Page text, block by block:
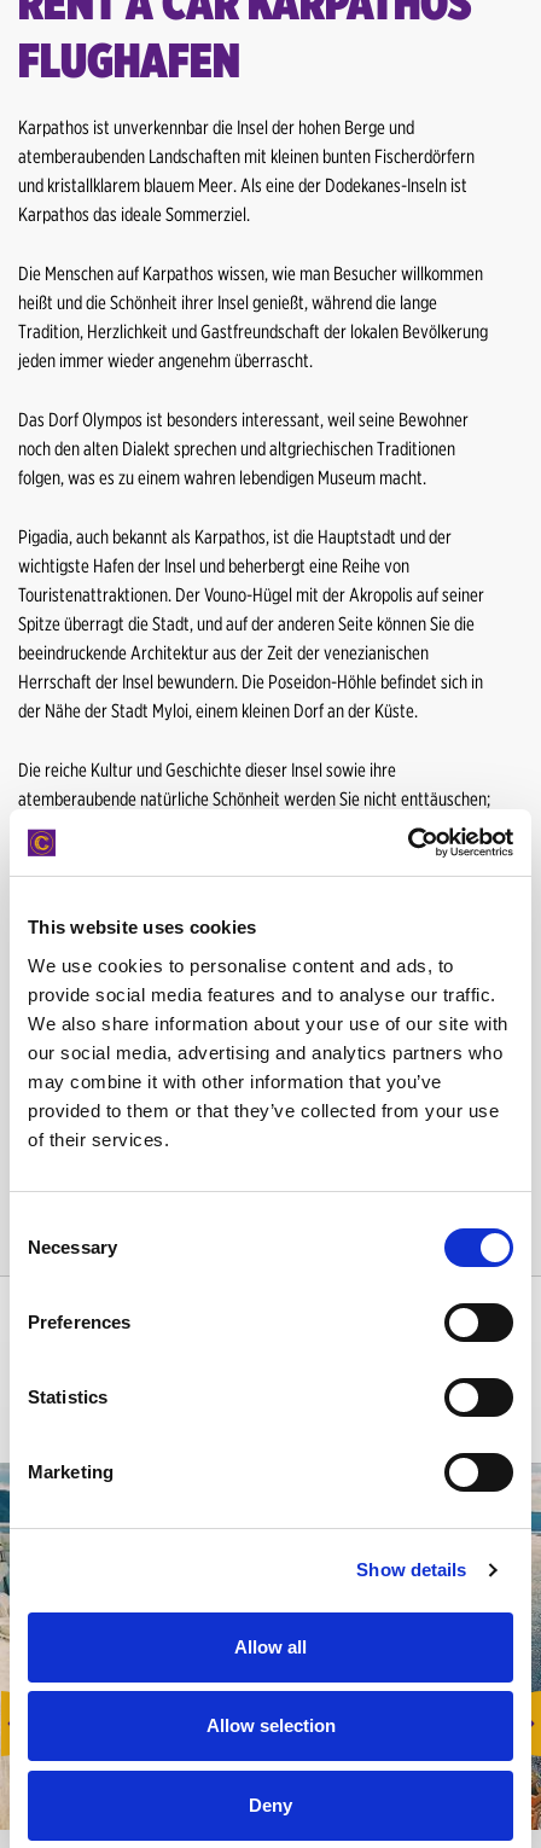
This website uses cookies
We use cookies to personalise content and ads, to
provide social media features and to analyse our traffic.
We also share information about your use of our site with
our social media, advertising and analytics partners who
may combine it with other information that you’ve
provided to them or that they’ve collected from your use
of their services.
Selection
Necessary
Preferences
Statistics
Marketing
Show details
Allow all
Allow selection
Deny
Heraklion Hafen
Kalamata Flughafen
Karpathos Flughafen
Lesbos Flughafen
Mykonos Flughafen
Nidri Hafen
Paros Flughafen
Paros Hafen
Rhodos Flughafen
Samos Flughafen
Souda Hafen
Thessaloniki Flughafen
Zakynthos Hafen
Zakynthos Tsilivi
Heraklion Flughafen
Heraklion Zentrum
Heraklion Hafen
Kalamata Flughafen
Karpathos Flughafen
Lesbos Flughafen
Lesbos Zentrum
Nidri Hafen
Patras Zentrum
Paros Flughafen
Piräus Hafen
Paros Hafen
Rhodos Flughafen
Souda Hafen
Zakynthos Hafen
Zakynthos Tsilivi
FLUGHAFEN
Karpathos ist unverkennbar die Insel der hohen Berge und
atemberaubenden Landschaften mit kleinen bunten Fischerdörfern
und kristallklarem blauem Meer. Als eine der Dodekanes-Inseln ist
Karpathos das ideale Sommerziel.
Die Menschen auf Karpathos wissen, wie man Besucher willkommen
heißt und die Schönheit ihrer Insel genießt, während die lange
Tradition, Herzlichkeit und Gastfreundschaft der lokalen Bevölkerung
jeden immer wieder angenehm überrascht.
Das Dorf Olympos ist besonders interessant, weil seine Bewohner
noch den alten Dialekt sprechen und altgriechischen Traditionen
folgen, was es zu einem wahren lebendigen Museum macht.
Pigadia, auch bekannt als Karpathos, ist die Hauptstadt und der
wichtigste Hafen der Insel und beherbergt eine Reihe von
Touristenattraktionen. Der Vouno-Hügel mit der Akropolis auf seiner
Spitze überragt die Stadt, und auf der anderen Seite können Sie die
beeindruckende Architektur aus der Zeit der venezianischen
Herrschaft der Insel bewundern. Die Poseidon-Höhle befindet sich in
der Nähe der Stadt Myloi, einem kleinen Dorf an der Küste.
Die reiche Kultur und Geschichte dieser Insel sowie ihre
atemberaubende natürliche Schönheit werden Sie nicht enttäuschen;
Unvergessliche Ferien und Abenteuer erwarten Sie auf Karpathos!
Adresse
Karpathos Airport -, 85700 Karpathos
GPS: 35.427094, 27.148941
Auf der Karte anzeigen
Öffnungszeiten
Mo - So : 8:00-21:00
Unsere unerschöpfliche Quelle für Informationen über die besten
soziokulturellen Angebote Griechenlands und der umliegenden Region.